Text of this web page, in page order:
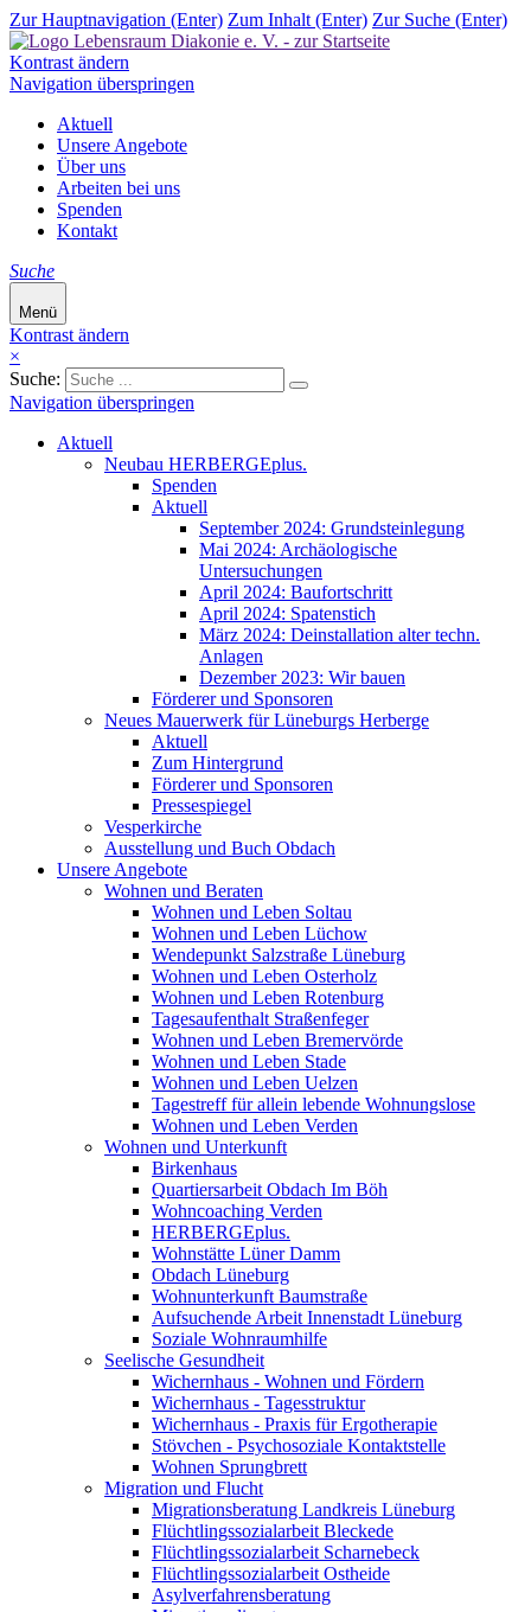
Zur Hauptnavigation (Enter) Zum Inhalt (Enter) Zur Suche (Enter)
Kontrast ändern
Navigation überspringen
Aktuell
Unsere Angebote
Über uns
Arbeiten bei uns
Spenden
Kontakt
Suche
Menü
Kontrast ändern
×
Suche:
Navigation überspringen
Aktuell
Neubau HERBERGEplus.
Spenden
Aktuell
September 2024: Grundsteinlegung
Mai 2024: Archäologische
Untersuchungen
April 2024: Baufortschritt
April 2024: Spatenstich
März 2024: Deinstallation alter techn.
Anlagen
Dezember 2023: Wir bauen
Förderer und Sponsoren
Neues Mauerwerk für Lüneburgs Herberge
Aktuell
Zum Hintergrund
Förderer und Sponsoren
Pressespiegel
Vesperkirche
Ausstellung und Buch Obdach
Unsere Angebote
Wohnen und Beraten
Wohnen und Leben Soltau
Wohnen und Leben Lüchow
Wendepunkt Salzstraße Lüneburg
Wohnen und Leben Osterholz
Wohnen und Leben Rotenburg
Tagesaufenthalt Straßenfeger
Wohnen und Leben Bremervörde
Wohnen und Leben Stade
Wohnen und Leben Uelzen
Tagestreff für allein lebende Wohnungslose
Wohnen und Leben Verden
Wohnen und Unterkunft
Birkenhaus
Quartiersarbeit Obdach Im Böh
Wohncoaching Verden
HERBERGEplus.
Wohnstätte Lüner Damm
Obdach Lüneburg
Wohnunterkunft Baumstraße
Aufsuchende Arbeit Innenstadt Lüneburg
Soziale Wohnraumhilfe
Seelische Gesundheit
Wichernhaus - Wohnen und Fördern
Wichernhaus - Tagesstruktur
Wichernhaus - Praxis für Ergotherapie
Stövchen - Psychosoziale Kontaktstelle
Wohnen Sprungbrett
Migration und Flucht
Migrationsberatung Landkreis Lüneburg
Flüchtlingssozialarbeit Bleckede
Flüchtlingssozialarbeit Scharnebeck
Flüchtlingssozialarbeit Ostheide
Asylverfahrensberatung